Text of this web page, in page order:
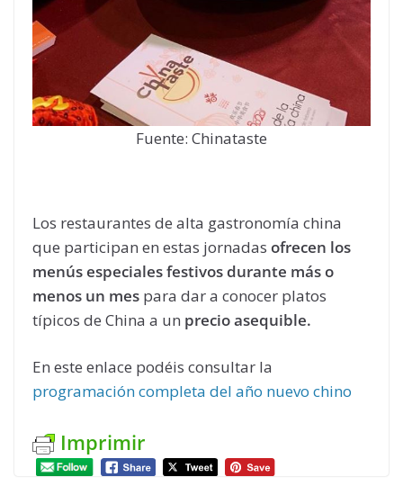
Fuente: Chinataste
Los restaurantes de alta gastronomía china
que participan en estas jornadas ofrecen los
menús especiales festivos durante más o
menos un mes para dar a conocer platos
típicos de China a un precio asequible.
En este enlace podéis consultar la
programación completa del año nuevo chino
Imprimir